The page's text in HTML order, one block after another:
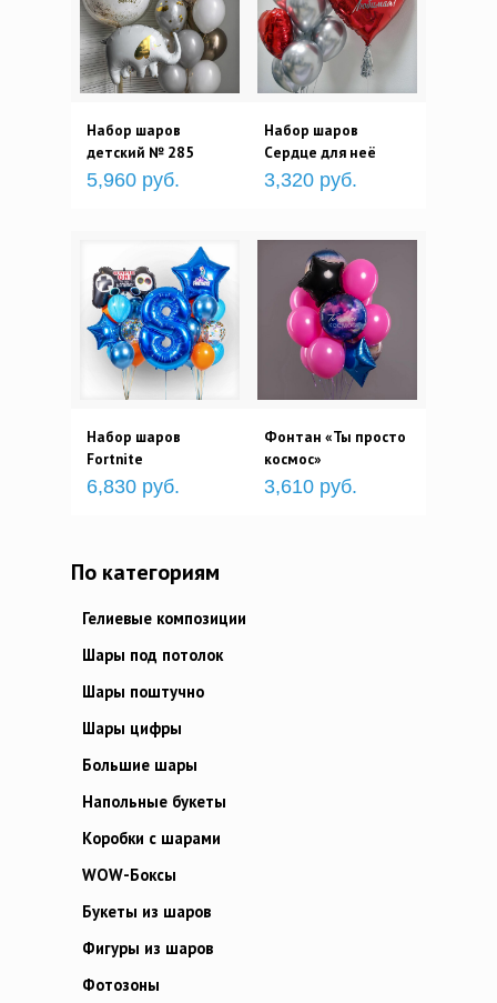
Набор шаров
детский № 285
5,960 руб.
Набор шаров
Сердце для неё
3,320 руб.
Набор шаров
Fortnite
6,830 руб.
Фонтан «Ты просто
космос»
3,610 руб.
По категориям
Гелиевые композиции
Шары под потолок
Шары поштучно
Шары цифры
Большие шары
Напольные букеты
Коробки с шарами
WOW-Боксы
Букеты из шаров
Фигуры из шаров
Фотозоны